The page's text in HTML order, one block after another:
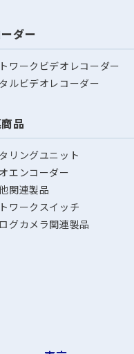
ダー
ワークビデオレコーダー
ルビデオレコーダー
品
リングユニット
エンコーダー
関連製品
ワークスイッチ
グカメラ関連製品